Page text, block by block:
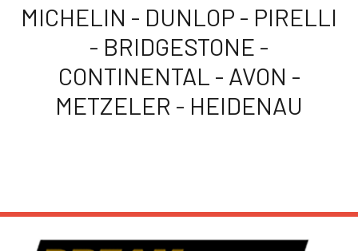
MICHELIN - DUNLOP - PIRELLI
- BRIDGESTONE -
CONTINENTAL - AVON -
METZELER - HEIDENAU